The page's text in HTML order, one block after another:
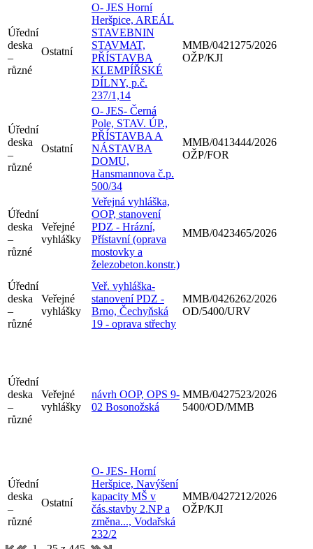
Úřední
deska
–
různé
Ostatní
O- JES Horní
Heršpice, AREÁL
STAVEBNIN
STAVMAT,
PŘÍSTAVBA
KLEMPÍŘSKÉ
DÍLNY, p.č.
237/1,14
MMB/0421275/2026
OŽP/KJI
Úřední
deska
–
různé
Ostatní
O- JES- Černá
Pole, STAV. ÚP.,
PŘÍSTAVBA A
NÁSTAVBA
DOMU,
Hansmannova č.p.
500/34
MMB/0413444/2026
OŽP/FOR
Úřední
deska
–
různé
Veřejné
vyhlášky
Veřejná vyhláška,
OOP, stanovení
PDZ - Hrázní,
Přístavní (oprava
mostovky a
železobeton.konstr.)
MMB/0423465/2026
Úřední
deska
–
různé
Veřejné
vyhlášky
Veř. vyhláška-
stanovení PDZ -
Brno, Čechyňská
19 - oprava střechy
MMB/0426262/2026
OD/5400/URV
Úřední
deska
–
různé
Veřejné
vyhlášky
návrh OOP, OPS 9-
02 Bosonožská
MMB/0427523/2026
5400/OD/MMB
Úřední
deska
–
různé
Ostatní
O- JES- Horní
Heršpice, Navýšení
kapacity MŠ v
čás.stavby 2.NP a
změna..., Vodařská
232/2
MMB/0427212/2026
OŽP/KJI